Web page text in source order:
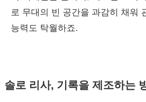
로 무대의 빈 공간을 과감히 채워
능력도 탁월하죠.
솔로 리사, 기록을 제조하는